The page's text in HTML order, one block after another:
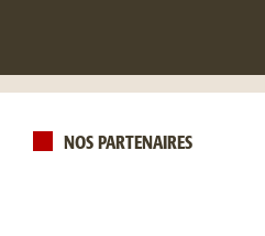
NOS PARTENAIRES